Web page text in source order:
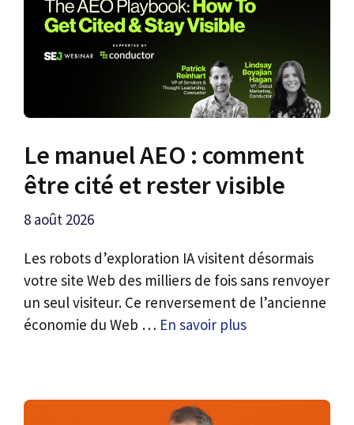
Le manuel AEO : comment
être cité et rester visible
8 août 2026
Les robots d’exploration IA visitent désormais
votre site Web des milliers de fois sans renvoyer
un seul visiteur. Ce renversement de l’ancienne
économie du Web … En savoir plus